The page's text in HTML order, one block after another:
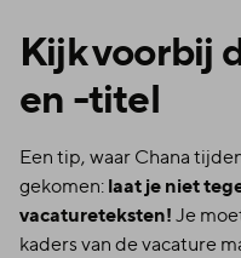
Kijk voorbij
en -titel
Een tip, waar Chana
gekomen: laat je niet
vacatureteksten! Je
kaders van de vacature